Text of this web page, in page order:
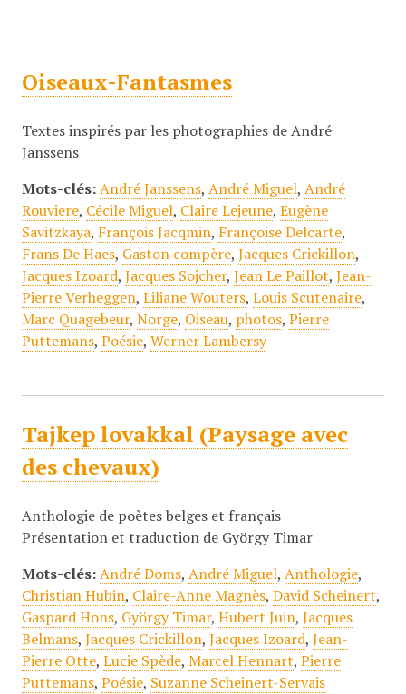
Oiseaux-Fantasmes
Textes inspirés par les photographies de André
Janssens
Mots-clés: André Janssens, André Miguel, André
Rouviere, Cécile Miguel, Claire Lejeune, Eugène
Savitzkaya, François Jacqmin, Françoise Delcarte,
Frans De Haes, Gaston compère, Jacques Crickillon,
Jacques Izoard, Jacques Sojcher, Jean Le Paillot, Jean-
Pierre Verheggen, Liliane Wouters, Louis Scutenaire,
Marc Quagebeur, Norge, Oiseau, photos, Pierre
Puttemans, Poésie, Werner Lambersy
Tajkep lovakkal (Paysage avec
des chevaux)
Anthologie de poètes belges et français
Présentation et traduction de György Timar
Mots-clés: André Doms, André Miguel, Anthologie,
Christian Hubin, Claire-Anne Magnès, David Scheinert,
Gaspard Hons, György Timar, Hubert Juin, Jacques
Belmans, Jacques Crickillon, Jacques Izoard, Jean-
Pierre Otte, Lucie Spède, Marcel Hennart, Pierre
Puttemans, Poésie, Suzanne Scheinert-Servais